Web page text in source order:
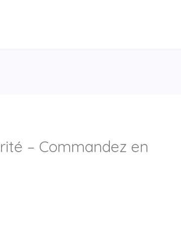
– Commandez en